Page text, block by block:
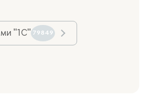
"1С" 79849